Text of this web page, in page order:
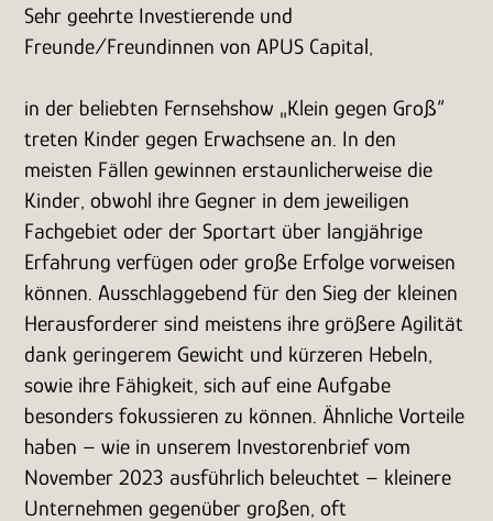
Sehr geehrte Investierende und
Freunde/Freundinnen von APUS Capital,
in der beliebten Fernsehshow „Klein gegen Groß“
treten Kinder gegen Erwachsene an. In den
meisten Fällen gewinnen erstaunlicherweise die
Kinder, obwohl ihre Gegner in dem jeweiligen
Fachgebiet oder der Sportart über langjährige
Erfahrung verfügen oder große Erfolge vorweisen
können. Ausschlaggebend für den Sieg der kleinen
Herausforderer sind meistens ihre größere Agilität
dank geringerem Gewicht und kürzeren Hebeln,
sowie ihre Fähigkeit, sich auf eine Aufgabe
besonders fokussieren zu können. Ähnliche Vorteile
haben – wie in unserem Investorenbrief vom
November 2023 ausführlich beleuchtet – kleinere
Unternehmen gegenüber großen, oft